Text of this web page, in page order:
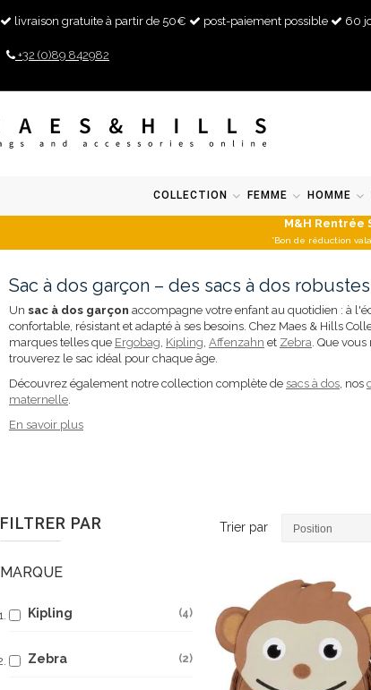
livraison gratuite à partir de 50€ post-paiement possible 60
+32 (0)89 842982
COLLECTION FEMME HOMME
M&H Rentrée
*Bon de réduction
Sac à dos garçon – des sacs à dos
Un sac à dos garçon accompagne votre enfant au quotidien : à
confortable, résistant et adapté à ses besoins. Chez Maes & Hills
marques telles que Ergobag, Kipling, Affenzahn et Zebra. Que
trouverez le sac idéal pour chaque âge.
Découvrez également notre collection complète de sacs à dos, nos
maternelle.
En savoir plus
Trier par
FILTRER PAR
MARQUE
Kipling 4
Zebra 2